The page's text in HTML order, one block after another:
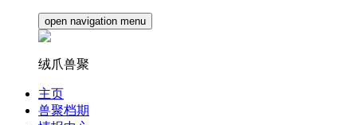
open navigation menu
绒爪兽聚
主页
兽聚档期